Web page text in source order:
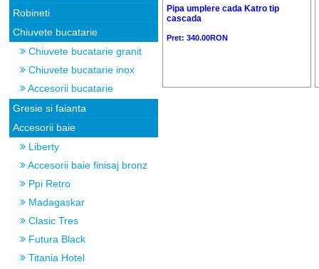
Robineti
Chiuvete bucatarie
Chiuvete bucatarie granit
Chiuvete bucatarie inox
Accesorii bucatarie
Gresie si faianta
Accesorii baie
Liberty
Accesorii baie finisaj bronz
Ppi Retro
Madagaskar
Clasic Tres
Futura Black
Titania Hotel
Pipa umplere cada Katro tip
cascada
Pret: 340.00RON